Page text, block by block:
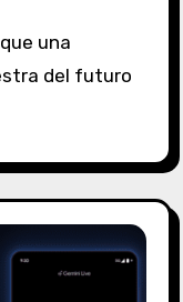
una
del futuro